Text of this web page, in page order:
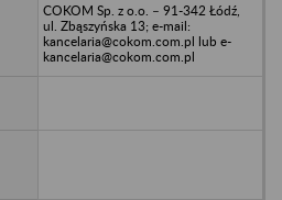
COKOM Sp. z o.o. – 91-342 Łódź,
ul. Zbąszyńska 13; e-mail:
kancelaria@cokom.com.pl lub e-
kancelaria@cokom.com.pl